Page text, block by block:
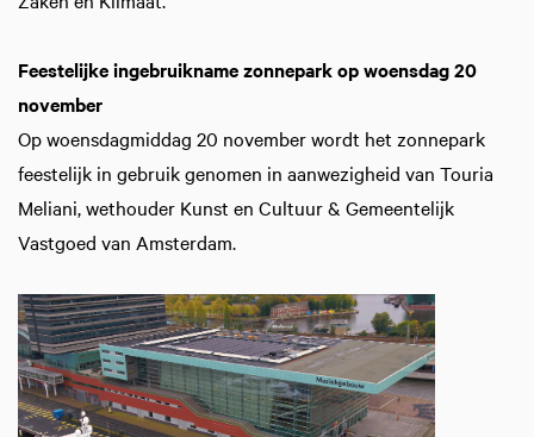
Feestelijke ingebruikname zonnepark op woensdag 20
november
Op woensdagmiddag 20 november wordt het zonnepark
feestelijk in gebruik genomen in aanwezigheid van Touria
Meliani, wethouder Kunst en Cultuur & Gemeentelijk
Vastgoed van Amsterdam.